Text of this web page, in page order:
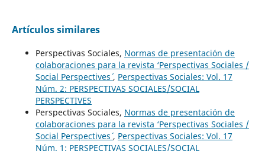
Artículos similares
Perspectivas Sociales, Normas de presentación de
colaboraciones para la revista ‘Perspectivas Sociales /
Social Perspectives´, Perspectivas Sociales: Vol. 17
Núm. 2: PERSPECTIVAS SOCIALES/SOCIAL
PERSPECTIVES
Perspectivas Sociales, Normas de presentación de
colaboraciones para la revista ‘Perspectivas Sociales /
Social Perspectives´, Perspectivas Sociales: Vol. 17
Núm. 1: PERSPECTIVAS SOCIALES/SOCIAL